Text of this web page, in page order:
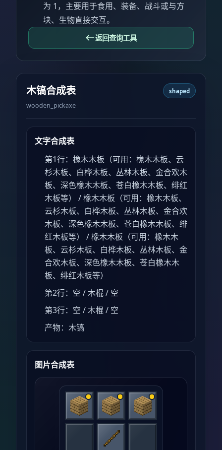
为 1，主要用于食用、装备、战斗或与方
块、生物直接交互。
返回查询工具
木镐合成表
wooden_pickaxe
shaped
文字合成表
第1行：橡木木板（可用：橡木木板、云
杉木板、白桦木板、丛林木板、金合欢木
板、深色橡木木板、苍白橡木木板、绯红
木板等） / 橡木木板（可用：橡木木板、
云杉木板、白桦木板、丛林木板、金合欢
木板、深色橡木木板、苍白橡木木板、绯
红木板等） / 橡木木板（可用：橡木木
板、云杉木板、白桦木板、丛林木板、金
合欢木板、深色橡木木板、苍白橡木木
板、绯红木板等）
第2行：空 / 木棍 / 空
第3行：空 / 木棍 / 空
产物：木镐
图片合成表